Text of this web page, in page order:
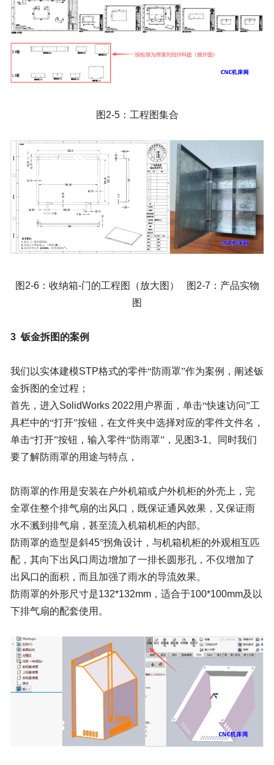
图 2-5：工程图集合
图 2-6：收纳箱-门的工程图（放大图） 图 2-7 ：产品实物
图
3 钣金拆图的案例
我们以实体建模STP格式的零件“防雨罩”作为案例，阐述钣
金拆图的全过程；
首先，进入 SolidWorks 2022用户界面，单击“快速访问”工
具栏中的“打开”按钮，在文件夹中选择对应的零件文件名，
单击“打开”按钮，输入零件“防雨罩”，见图3-1。同时我们
要了解防雨罩的用途与特点，
防雨罩的作用是安装在户外机箱或户外机柜的外壳上，完
全罩住整个排气扇的出风口，既保证通风效果，又保证雨
水不溅到排气扇，甚至流入机箱机柜的内部。
防雨罩的造型是斜45°拐角设计，与机箱机柜的外观相互匹
配，其向下出风口周边增加了一排长圆形孔，不仅增加了
出风口的面积，而且加强了雨水的导流效果。
防雨罩的外形尺寸是132*132mm，适合于100*100mm及以
下排气扇的配套使用。